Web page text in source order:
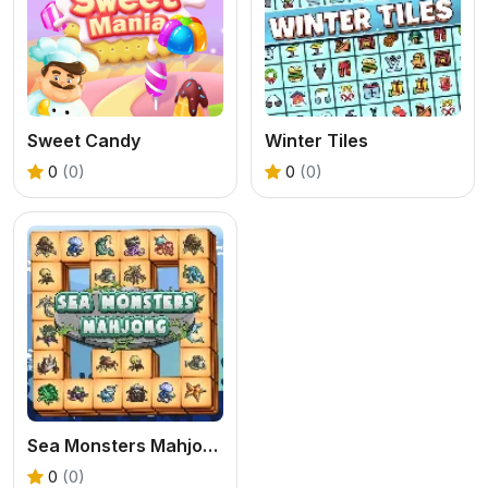
Sweet Candy
0 (0)
Winter Tiles
0 (0)
Sea Monsters Mahjong
0 (0)